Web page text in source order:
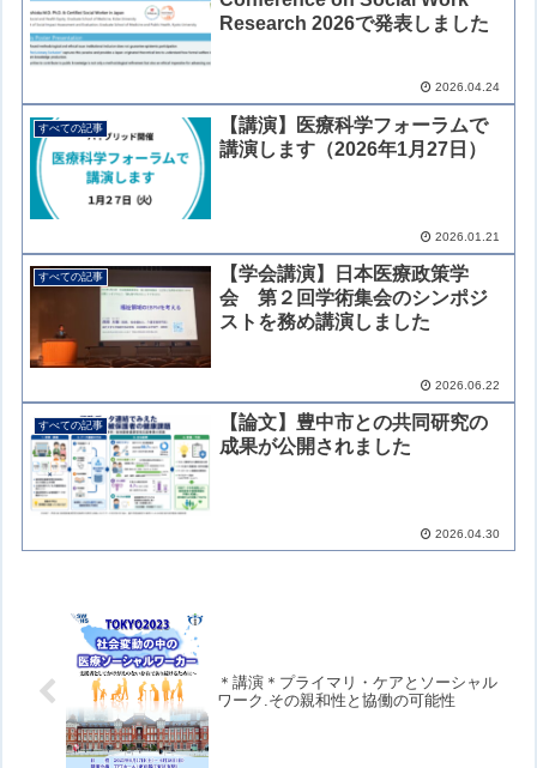
Research 2026で発表しました
2026.04.24
すべての記事
【講演】医療科学フォーラムで
講演します（2026年1月27日）
2026.01.21
すべての記事
【学会講演】日本医療政策学
会 第２回学術集会のシンポジ
ストを務め講演しました
2026.06.22
すべての記事
【論文】豊中市との共同研究の
成果が公開されました
2026.04.30
＊講演＊プライマリ・ケアとソーシャル
ワーク.その親和性と協働の可能性